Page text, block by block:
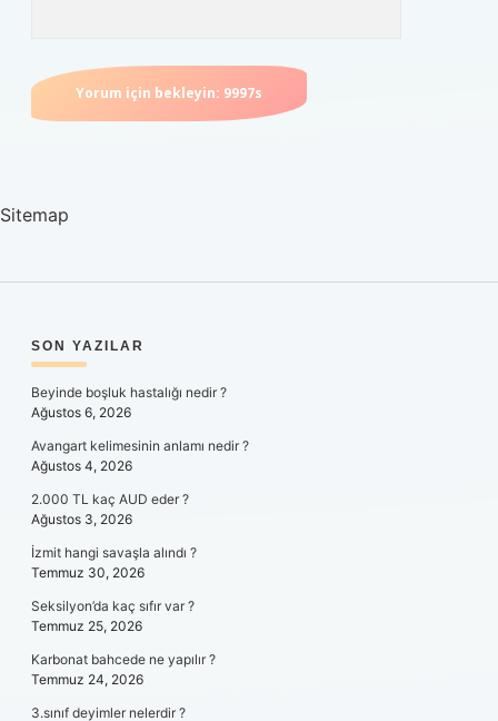
Sitemap
SIDEBAR
SON YAZILAR
Beyinde boşluk hastalığı nedir ?
Ağustos 6, 2026
Avangart kelimesinin anlamı nedir ?
Ağustos 4, 2026
2.000 TL kaç AUD eder ?
Ağustos 3, 2026
İzmit hangi savaşla alındı ?
Temmuz 30, 2026
Seksilyon’da kaç sıfır var ?
Temmuz 25, 2026
Karbonat bahcede ne yapılır ?
Temmuz 24, 2026
3.sınıf deyimler nelerdir ?